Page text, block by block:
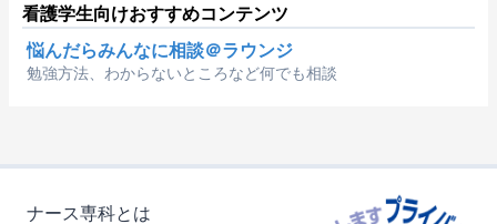
看護学生向けおすすめコンテンツ
悩んだらみんなに相談＠ラウンジ
勉強方法、わからないところなど何でも相談
ナース専科とは